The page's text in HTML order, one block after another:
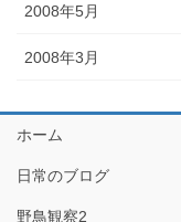
2008年5月
2008年3月
ホーム
日常のブログ
野鳥観察2